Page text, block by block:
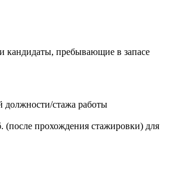
кандидаты, пребывающие в запасе
должности/стажа работы
(после прохождения стажировки) для